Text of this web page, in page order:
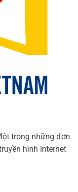
trong những đơn
hình Internet